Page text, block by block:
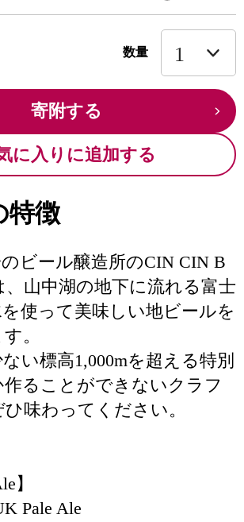
数量
寄附する
に入りに追加する
特徴
ビール醸造所のCIN CIN B
、山中湖の地下に流れる富士
使って美味しい地ビールを
。
い標高1,000mを超える特別
ることができないクラフ
味わってください。
】
Pale Ale